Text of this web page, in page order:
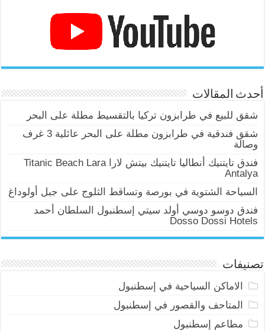
أحدث المقالات
شقق للبيع في طرابزون تركيا بالتقسيط مطلة على البحر
شقق فندقية في طرابزون مطلة على البحر عائلية 3 غرف
وصالة
فندق تايتنيك أنطاليا تايتنيك بيتش لارا Titanic Beach Lara
Antalya
السياحة الشتوية في بورصة وتساقط الثلوج على جبل أولوداغ
فندق دوسو دوسي أولد سيتي إسطنبول السلطان أحمد
Dosso Dossi Hotels
تصنيفات
الاماكن السياحية في إسطنبول
المتاحف والقصور في إسطنبول
مطاعم إسطنبول